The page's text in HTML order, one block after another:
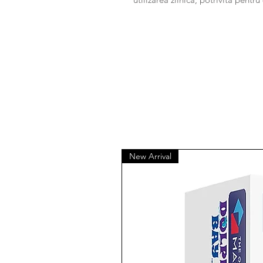
New Arrival